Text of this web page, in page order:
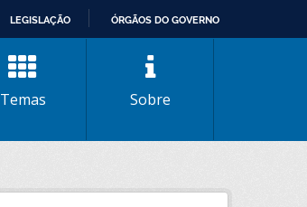
LEGISLAÇÃO ÓRGÃOS DO GOVERNO
Temas Sobre